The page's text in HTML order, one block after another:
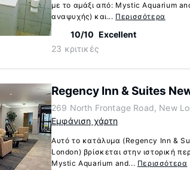
με το αμάξι από: Mystic Aquarium
αναψυχής) και... Περισσότερα
10/10 Excellent
23 κριτικές
Regency Inn & Suites
269 North Frontage Road, New
Εμφάνιση χάρτη
Αυτό το κατάλυμα (Regency Inn &
London) βρίσκεται στην ιστορική
Mystic Aquarium and... Περισσότερα